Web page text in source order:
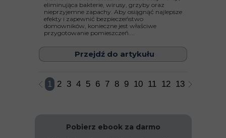
eliminująca bakterie, wirusy, grzyby oraz
nieprzyjemne zapachy. Aby osiągnąć najlepsze
efekty i zapewnić bezpieczeństwo
domowników, konieczne jest właściwe
przygotowanie pomieszczeń....
Przejdź do artykułu
1 2 3 4 5 6 7 8 9 10 11 12 13
Pobierz ebook za darmo